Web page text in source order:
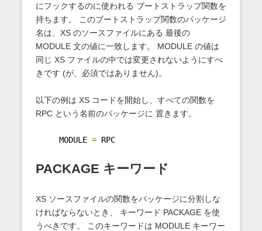
にフックするのに使われる ブートストラップ関数を
持ちます。 このブートストラップ関数のパッケージ
名は、XS のソースファイルにある 最後の
MODULE 文の値に一致します。 MODULE の値は
同じ XS ファイルの中では変更されないようにすべ
きです (が、必須ではありません)。
以下の例は XS コードを開始し、すべての関数を
RPC という名前のパッケージに 置きます。
MODULE = RPC
PACKAGE キーワード
XS ソースファイルの関数をパッケージに分割しな
ければならないとき、 キーワード PACKAGE を使
うべきです。 このキーワードは MODULE キーワー